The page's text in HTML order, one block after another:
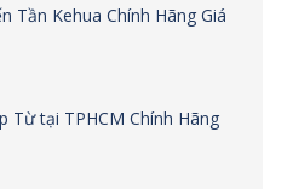
Tần Kehua Chính Hãng Giá
Từ tại TPHCM Chính Hãng